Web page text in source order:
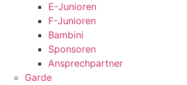
E-Junioren
F-Junioren
Bambini
Sponsoren
Ansprechpartner
Garde